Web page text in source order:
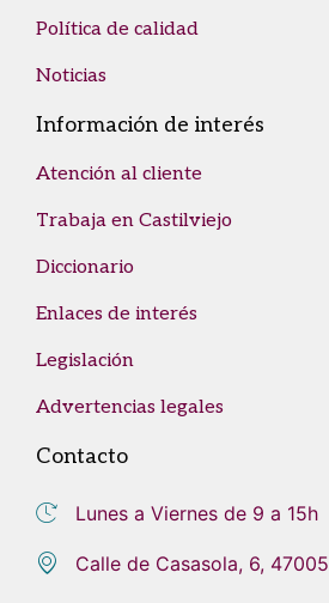
Política de calidad
Noticias
Información de interés
Atención al cliente
Trabaja en Castilviejo
Diccionario
Enlaces de interés
Legislación
Advertencias legales
Contacto
Lunes a Viernes de 9 a 15h
Calle de Casasola, 6,